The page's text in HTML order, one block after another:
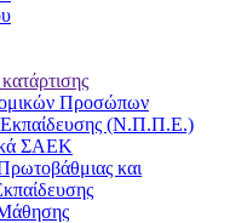
Προσώπων
Εκπαίδευσης (Ν.Π.Π.Ε.)
ΣΑΕΚ
και